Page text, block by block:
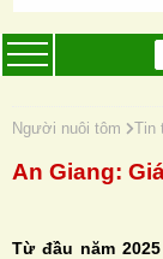
Người nuôi tôm Tin
An Giang:
Từ đầu năm